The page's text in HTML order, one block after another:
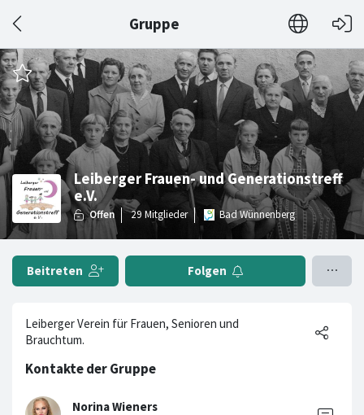
Gruppe
Leiberger Frauen- und Generationstreff
e.V.
Bad Wünnenberg
Beitreten Folgen
Leiberger Verein für Frauen, Senioren und
Brauchtum.
Kontakte der Gruppe
Norina Wieners